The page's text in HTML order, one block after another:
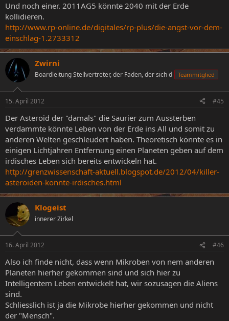
Und noch einer. 2011AG5 könnte 2040 mit der Erde
kollidieren.
http://www.rp-online.de/digitales/rp-plus/die-angst-vor-dem-
einschlag-1.2733312
Zwirni
Boardleitung Stellvertreter, der Faden, der sich d Teammitglied
15. April 2012 #45
Der Asteroid der "damals" die Saurier zum Aussterben
verdammte könnte Leben von der Erde ins All und somit zu
anderen Welten geschleudert haben. Theoretisch könnte es in
einigen Lichtjahren Entfernung einen Planeten geben auf dem
irdisches Leben sich bereits entwickeln hat.
http://grenzwissenschaft-aktuell.blogspot.de/2012/04/killer-
asteroiden-konnte-irdisches.html
Klogeist
innerer Zirkel
16. April 2012 #46
Also ich finde nicht, dass wenn Mikroben von nem anderen
Planeten hierher gekommen sind und sich hier zu
Intelligentem Leben entwickelt hat, wir sozusagen die Aliens
sind.
Schliesslich ist ja die Mikrobe hierher gekommen und nicht
der "Mensch".